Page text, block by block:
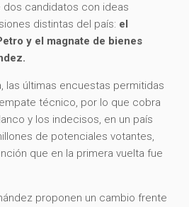
candidatos con ideas
distintas del país: el
y el magnate de bienes
las últimas encuestas permitidas
técnico, por lo que cobra
y los indecisos, en un país
de potenciales votantes,
que en la primera vuelta fue
proponen un cambio frente